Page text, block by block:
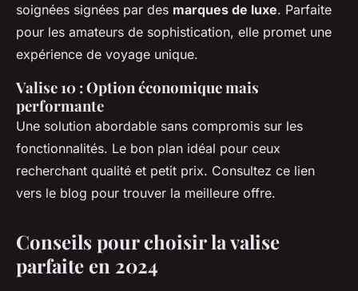
soignées signées par des marques de luxe. Parfaite
pour les amateurs de sophistication, elle promet une
expérience de voyage unique.
Valise 10 : Option économique mais
performante
Une solution abordable sans compromis sur les
fonctionnalités. Le bon plan idéal pour ceux
recherchant qualité et petit prix. Consultez ce lien
vers le blog pour trouver la meilleure offre.
Conseils pour choisir la valise
parfaite en 2024